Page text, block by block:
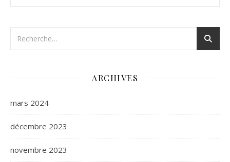
ARCHIVES
mars 2024
décembre 2023
novembre 2023